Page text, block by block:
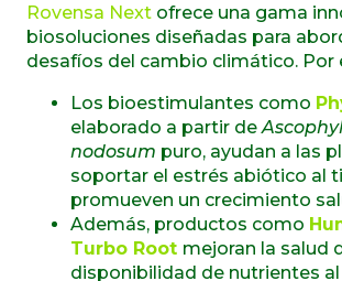
Rovensa Next ofrece una gama
biosoluciones diseñadas para
desafíos del cambio climático. Por
Los bioestimulantes como
elaborado a partir de
nodosum puro, ayudan a las
soportar el estrés abiótico al
promueven un crecimiento
Además, productos como
Turbo Root mejoran la salud
disponibilidad de nutrientes